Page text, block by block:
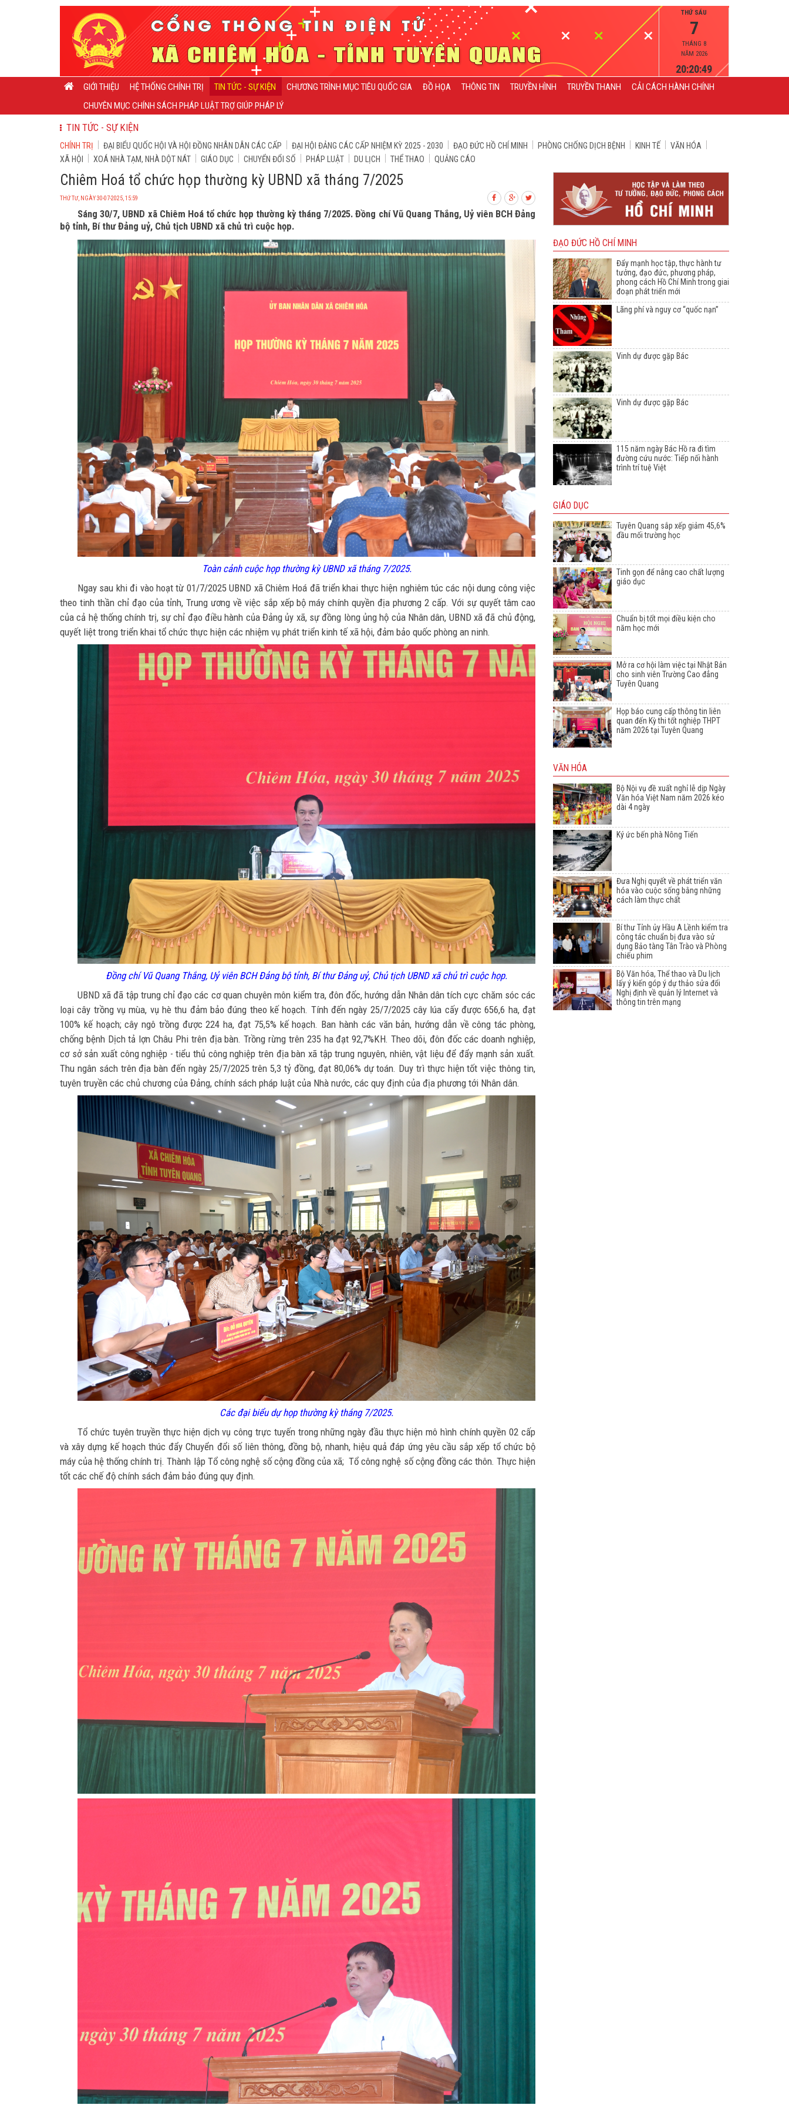
THỨ SÁU
7
THÁNG 8
NĂM 2026
20:20:52
GIỚI THIỆU HỆ THỐNG CHÍNH TRỊ TIN TỨC - SỰ KIỆN CHƯƠNG TRÌNH MỤC TIÊU QUỐC GIA ĐỒ HỌA THÔNG TIN TRUYỀN HÌNH TRUYỀN THANH
CẢI CÁCH HÀNH CHÍNH
CHUYÊN MỤC CHÍNH SÁCH PHÁP LUẬT TRỢ GIÚP PHÁP LÝ
TIN TỨC - SỰ KIỆN
CHÍNH TRỊ ĐẠI BIỂU QUỐC HỘI VÀ HỘI ĐỒNG NHÂN DÂN CÁC CẤP ĐẠI HỘI ĐẢNG CÁC CẤP NHIỆM KỲ 2025 - 2030 ĐẠO ĐỨC HỒ CHÍ MINH PHÒNG CHỐNG DỊCH BỆNH KINH TẾ
VĂN HÓA
XÃ HỘI
XOÁ NHÀ TẠM, NHÀ DỘT NÁT GIÁO DỤC CHUYỂN ĐỔI SỐ PHÁP LUẬT DU LỊCH THỂ THAO QUẢNG CÁO
Chiêm Hoá tổ chức họp thường kỳ UBND xã tháng 7/2025
THỨ TƯ, NGÀY 30-07-2025, 15:59
Sáng 30/7, UBND xã Chiêm Hoá tổ chức họp thường kỳ tháng 7/2025. Đồng chí Vũ Quang Thắng, Uỷ viên BCH Đảng
bộ tỉnh, Bí thư Đảng uỷ, Chủ tịch UBND xã chủ trì cuộc họp.
Toàn cảnh cuộc họp thường kỳ UBND xã tháng 7/2025.
Ngay sau khi đi vào hoạt từ 01/7/2025 UBND xã Chiêm Hoá đã triển khai thực hiện nghiêm túc các nội dung công việc
theo tinh thần chỉ đạo của tỉnh, Trung ương về việc sắp xếp bộ máy chính quyền địa phương 2 cấp. Với sự quyết tâm cao
của cả hệ thống chính trị, sự chỉ đạo điều hành của Đảng ủy xã, sự đồng lòng ủng hộ của Nhân dân, UBND xã đã chủ động,
quyết liệt trong triển khai tổ chức thực hiện các nhiệm vụ phát triển kinh tế xã hội, đảm bảo quốc phòng an ninh.
Đồng chí Vũ Quang Thắng, Uỷ viên BCH Đảng bộ tỉnh, Bí thư Đảng uỷ, Chủ tịch UBND xã chủ trì cuộc họp.
UBND xã đã tập trung chỉ đạo các cơ quan chuyên môn kiểm tra, đôn đốc, hướng dẫn Nhân dân tích cực chăm sóc các
loại cây trồng vụ mùa, vụ hè thu đảm bảo đúng theo kế hoạch. Tính đến ngày 25/7/2025 cây lúa cấy được 656,6 ha, đạt
100% kế hoạch; cây ngô trồng được 224 ha, đạt 75,5% kế hoạch. Ban hành các văn bản, hướng dẫn về công tác phòng,
chống bệnh Dịch tả lợn Châu Phi trên địa bàn. Trồng rừng trên 235 ha đạt 92,7%KH. Theo dõi, đôn đốc các doanh nghiệp,
cơ sở sản xuất công nghiệp - tiểu thủ công nghiệp trên địa bàn xã tập trung nguyên, nhiên, vật liệu để đẩy mạnh sản xuất.
Thu ngân sách trên địa bàn đến ngày 25/7/2025 trên 5,3 tỷ đồng, đạt 80,06% dự toán. Duy trì thực hiện tốt việc thông tin,
tuyên truyền các chủ chương của Đảng, chính sách pháp luật của Nhà nước, các quy định của địa phương tới Nhân dân.
Các đại biểu dự họp thường kỳ tháng 7/2025.
Tổ chức tuyên truyền thực hiện dịch vụ công trực tuyến trong những ngày đầu thực hiện mô hình chính quyền 02 cấp
và xây dựng kế hoạch thúc đẩy Chuyển đổi số liên thông, đồng bộ, nhanh, hiệu quả đáp ứng yêu cầu sắp xếp tổ chức bộ
máy của hệ thống chính trị. Thành lập Tổ công nghệ số cộng đồng của xã; Tổ công nghệ số cộng đồng các thôn. Thực hiện
tốt các chế độ chính sách đảm bảo đúng quy định.
ĐẠO ĐỨC HỒ CHÍ MINH
Đẩy mạnh học tập, thực hành tư
tưởng, đạo đức, phương pháp,
phong cách Hồ Chí Minh trong giai
đoạn phát triển mới
Lãng phí và nguy cơ “quốc nạn”
Vinh dự được gặp Bác
Vinh dự được gặp Bác
115 năm ngày Bác Hồ ra đi tìm
đường cứu nước: Tiếp nối hành
trình trí tuệ Việt
GIÁO DỤC
Tuyên Quang sắp xếp giảm 45,6%
đầu mối trường học
Tinh gọn để nâng cao chất lượng
giáo dục
Chuẩn bị tốt mọi điều kiện cho
năm học mới
Mở ra cơ hội làm việc tại Nhật Bản
cho sinh viên Trường Cao đẳng
Tuyên Quang
Họp báo cung cấp thông tin liên
quan đến Kỳ thi tốt nghiệp THPT
năm 2026 tại Tuyên Quang
VĂN HÓA
Bộ Nội vụ đề xuất nghỉ lễ dịp Ngày
Văn hóa Việt Nam năm 2026 kéo
dài 4 ngày
Ký ức bến phà Nông Tiến
Đưa Nghị quyết về phát triển văn
hóa vào cuộc sống bằng những
cách làm thực chất
Bí thư Tỉnh ủy Hầu A Lềnh kiểm tra
công tác chuẩn bị đưa vào sử
dụng Bảo tàng Tân Trào và Phòng
chiếu phim
Bộ Văn hóa, Thể thao và Du lịch
lấy ý kiến góp ý dự thảo sửa đổi
Nghị định về quản lý Internet và
thông tin trên mạng